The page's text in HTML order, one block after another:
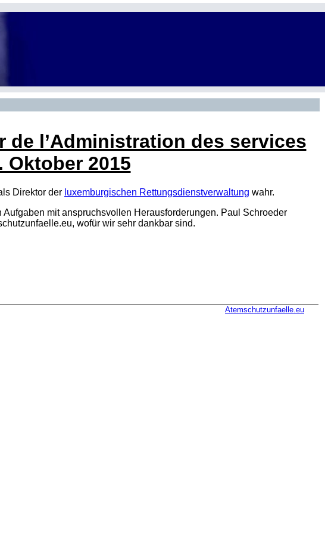
de l’Administration des services
Oktober 2015
Direktor der luxemburgischen Rettungsdienstverwaltung wahr.
mit anspruchsvollen Herausforderungen. Paul Schroeder
wofür wir sehr dankbar sind.
Atemschutzunfaelle.eu